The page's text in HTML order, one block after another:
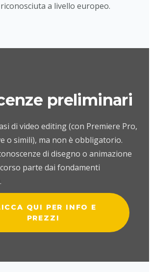
a livello europeo.
preliminari
di video editing (con Premiere Pro,
o simili), ma non è obbligatorio.
di disegno o animazione
parte dai fondamenti
QUI PER INFO E
PREZZI